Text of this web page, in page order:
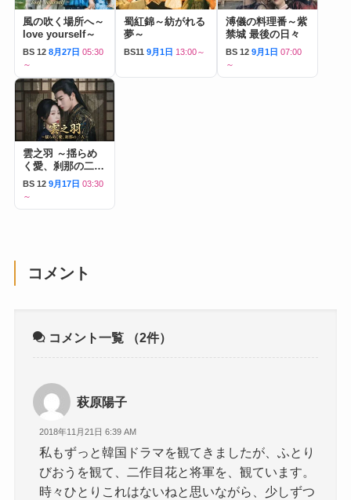
風の吹く場所へ～
love yourself～
BS 12 8月27日 05:30
～
蜀紅錦～紡がれる
夢～
BS11 9月1日 13:00～
溥儀の料理番～紫
禁城 最後の日々
BS 12 9月1日 07:00
～
雲之羽 ～揺らめ
く愛、刹那の二人
～
BS 12 9月17日 03:30
～
コメント
コメント一覧 （2件）
萩原陽子
2018年11月21日 6:39 AM
私もずっと韓国ドラマを観てきましたが、ふとり
びおうを観て、二作目花と将軍を、観ています。
時々ひとりこれはないねと思いながら、少しずつ